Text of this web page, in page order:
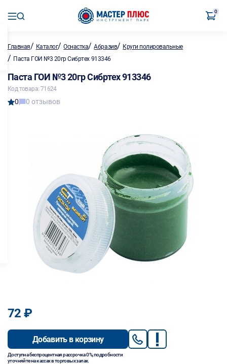
0
Главная/ Каталог/Оснастка/Абразив/ Круги полировальные
/ Паста ГОИ №3 20гр Сибртех 913346
Паста ГОИ №3 20гр Сибртех 913346
Код товара: 71624
0 0 отзывов
72 ₽
Добавить в корзину
Доступна беспроцентная рассрочка 0%, подробности
уточняйте на кассах в торговых залах.